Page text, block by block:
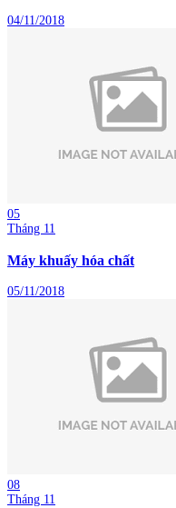
04/11/2018
05
Tháng 11
Máy khuấy hóa chất
05/11/2018
08
Tháng 11